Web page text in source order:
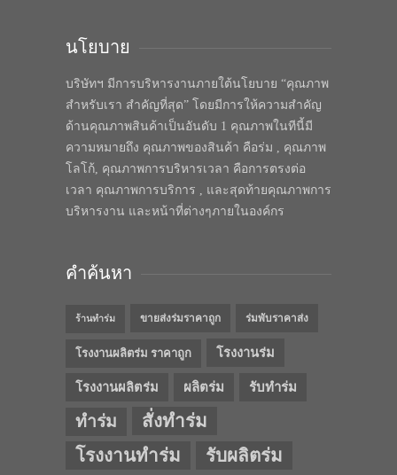
นโยบาย
บริษัทฯ มีการบริหารงานภายใต้นโยบาย “คุณภาพ
สำหรับเรา สำคัญที่สุด” โดยมีการให้ความสำคัญ
ด้านคุณภาพสินค้าเป็นอันดับ 1 คุณภาพในทีนี้มี
ความหมายถึง คุณภาพของสินค้า คือร่ม , คุณภาพ
โลโก้, คุณภาพการบริหารเวลา คือการตรงต่อ
เวลา คุณภาพการบริการ , และสุดท้ายคุณภาพการ
บริหารงาน และหน้าที่ต่างๆภายในองค์กร
คำค้นหา
ร้านทำร่ม ขายส่งร่มราคาถูก ร่มพับราคาส่ง
โรงงานผลิตร่ม ราคาถูก โรงงานร่ม
โรงงานผลิตร่ม ผลิตร่ม รับทำร่ม
ทำร่ม
สั่งทำร่ม
โรงงานทำร่ม
รับผลิตร่ม